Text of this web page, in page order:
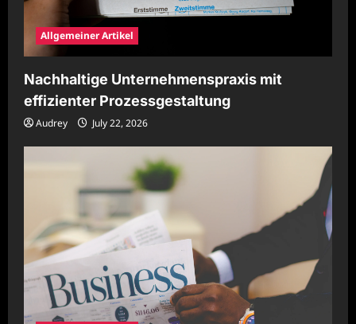
Allgemeiner Artikel
Nachhaltige Unternehmenspraxis mit
effizienter Prozessgestaltung
Audrey July 22, 2026